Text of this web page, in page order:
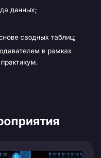
данных;
сводных таблиц;
в рамках